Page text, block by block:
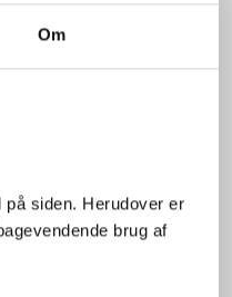
Om
siden. Herudover er
brug af
Køb